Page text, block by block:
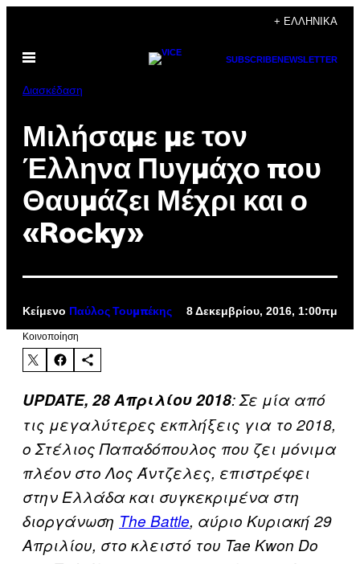
περιεχόμενο
+ ΕΛΛΗΝΙΚΆ
Ανοίξτε
SUBSCRIBENEWSLETTER
Διασκέδαση
Μιλήσαμε με τον
Έλληνα Πυγμάχο που
Θαυμάζει Μέχρι και ο
«Rocky»
Κείμενο Παύλος Τουμπέκης 8 Δεκεμβρίου, 2016, 1:00πμ
Kοινοποίηση
UPDATE, 28 Aπριλίου 2018: Σε μία από
τις μεγαλύτερες εκπλήξεις για το 2018,
ο Στέλιος Παπαδόπουλος που ζει μόνιμα
πλέον στο Λος Άντζελες, επιστρέφει
στην Ελλάδα και συγκεκριμένα στη
διοργάνωση The Battle, αύριο Κυριακή 29
Απριλίου, στο κλειστό του Tae Kwon Do